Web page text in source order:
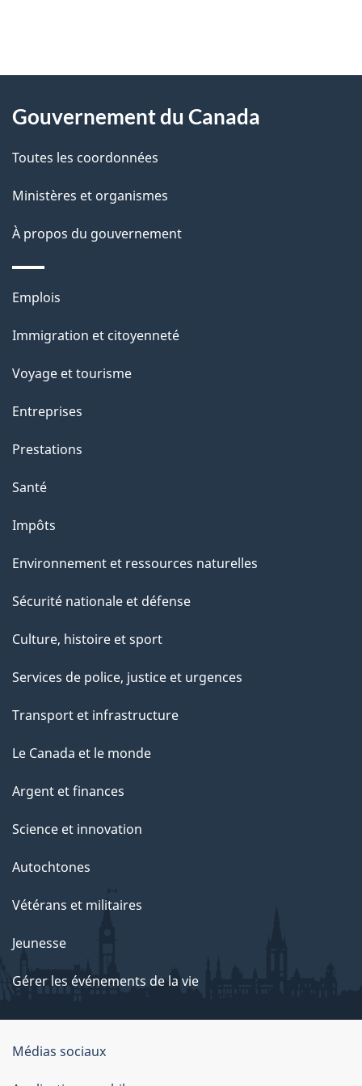
D
t
a
l
s
l
a
a
g
"
propos
ce
site
Gouvernement du Canada
Toutes les coordonnées
Ministères et organismes
À propos du gouvernement
Thèmes
sujets
Emplois
Immigration et citoyenneté
Voyage et tourisme
Entreprises
Prestations
Santé
Impôts
Environnement et ressources naturelles
Sécurité nationale et défense
Culture, histoire et sport
Services de police, justice et urgences
Transport et infrastructure
Le Canada et le monde
Argent et finances
Science et innovation
Autochtones
Vétérans et militaires
Jeunesse
Gérer les événements de la vie
Organisation
du
Médias sociaux